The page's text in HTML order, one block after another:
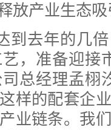
放产业生态
去年的几倍
，准备迎接
总经理孟栩
样的配套企
业链条。我